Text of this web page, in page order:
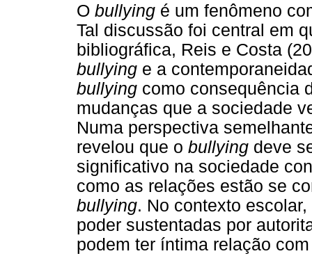
O bullying é um fenômeno
Tal discussão foi central em
bibliográfica, Reis e Costa
bullying e a
bullying como consequência
mudanças que a sociedade
Numa perspectiva
revelou que o bullying deve
significativo na sociedade
como as relações estão se
bullying. No contexto
poder sustentadas por
podem ter íntima relação